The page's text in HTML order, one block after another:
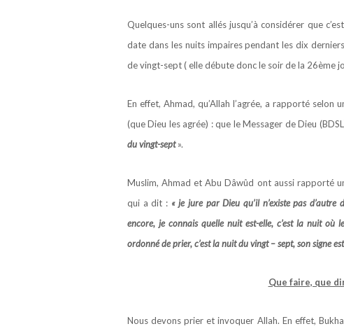
Quelques-uns sont allés jusqu’à considérer que
date dans les nuits impaires pendant les dix
de vingt-sept ( elle débute donc le soir de la 26ème
En effet, Ahmad, qu’Allah l’agrée, a rapporté selon
(que Dieu les agrée) : que le Messager de Dieu
du vingt-sept».
Muslim, Ahmad et Abu Dâwûd ont aussi rapporté
qui a dit : « je jure par Dieu qu’il n’existe pas
encore, je connais quelle nuit est-elle, c’est la nuit
ordonné de prier, c’est la nuit du vingt – sept, son signe
Que faire, que
Nous devons prier et invoquer Allah. En effet,